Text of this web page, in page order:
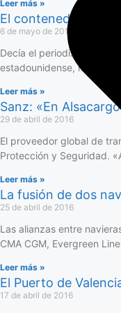
Leer más »
El contenedor que
6 de mayo de 2016
Decía el periodista y
estadounidense, Malcom
Leer más »
Sanz: «En
29 de abril de 2016
El proveedor global de
Protección y Seguridad.
Leer más »
La fusión de dos
25 de abril de 2016
Las alianzas entre
CMA CGM, Evergreen
Leer más »
El Puerto de
17 de abril de 2016